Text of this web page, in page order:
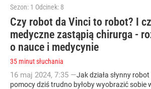
Sezon: 1 Odcinek: 8
Czy robot da Vinci to robot? I
medyczne zastąpią chirurga -
o nauce i medycynie
35 minut słuchania
16 maj 2024, 7:35 —Jak działa słynny
pomocy dziś trudno byłoby wyobrazić sobie